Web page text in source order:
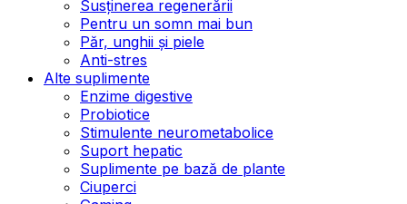
Susținerea regenerării
Pentru un somn mai bun
Păr, unghii și piele
Anti-stres
Alte suplimente
Enzime digestive
Probiotice
Stimulente neurometabolice
Suport hepatic
Suplimente pe bază de plante
Ciuperci